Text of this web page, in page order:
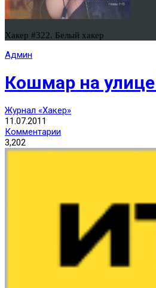
Хакер #322. Белый хакер
Админ
Кошмар на
Журнал «Хакер»
11.07.2011
Комментарии
3,202